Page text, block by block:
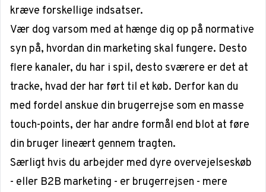
kræve forskellige indsatser.
Vær dog varsom med at hænge dig op på normative
syn på, hvordan din marketing skal fungere. Desto
flere kanaler, du har i spil, desto sværere er det at
tracke, hvad der har ført til et køb. Derfor kan du
med fordel anskue din brugerrejse som en masse
touch-points, der har andre formål end blot at føre
din bruger lineært gennem tragten.
Særligt hvis du arbejder med dyre overvejelseskøb
- eller B2B marketing - er brugerrejsen - mere